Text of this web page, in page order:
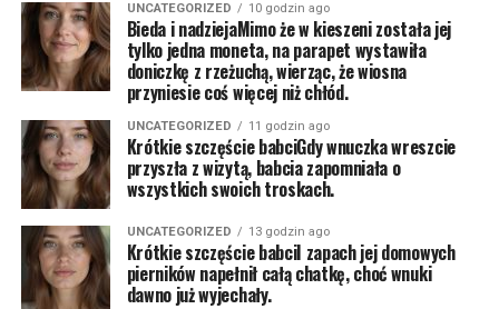
UNCATEGORIZED 10 godzin ago
Bieda i nadziejaMimo że w kieszeni została jej
tylko jedna moneta, na parapet wystawiła
doniczkę z rzeżuchą, wierząc, że wiosna
przyniesie coś więcej niż chłód.
UNCATEGORIZED 11 godzin ago
Krótkie szczęście babciGdy wnuczka wreszcie
przyszła z wizytą, babcia zapomniała o
wszystkich swoich troskach.
UNCATEGORIZED 13 godzin ago
Krótkie szczęście babciI zapach jej domowych
pierników napełnił całą chatkę, choć wnuki
dawno już wyjechały.